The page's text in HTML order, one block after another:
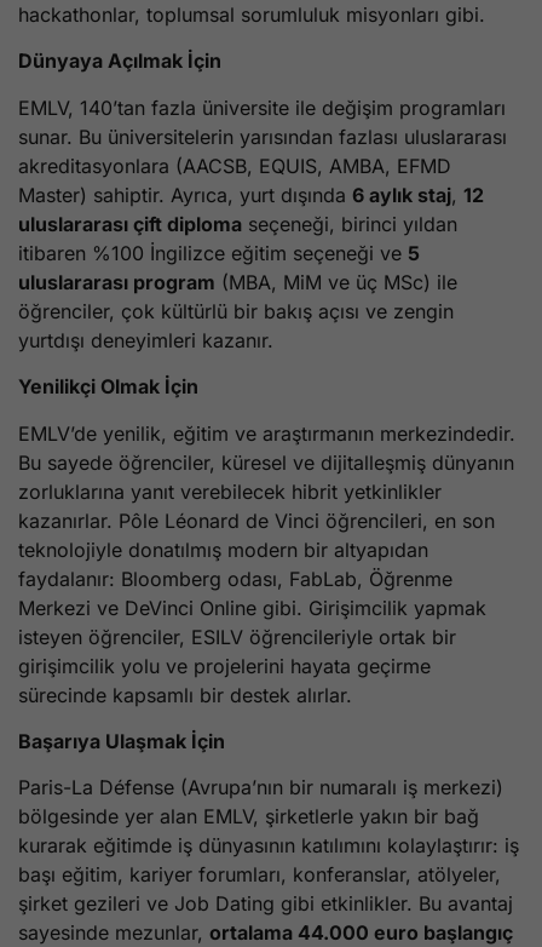
hackathonlar, toplumsal sorumluluk misyonları gibi.
Dünyaya Açılmak İçin
EMLV, 140’tan fazla üniversite ile değişim programları
sunar. Bu üniversitelerin yarısından fazlası uluslararası
akreditasyonlara (AACSB, EQUIS, AMBA, EFMD
Master) sahiptir. Ayrıca, yurt dışında 6 aylık staj, 12
uluslararası çift diploma seçeneği, birinci yıldan
itibaren %100 İngilizce eğitim seçeneği ve 5
uluslararası program (MBA, MiM ve üç MSc) ile
öğrenciler, çok kültürlü bir bakış açısı ve zengin
yurtdışı deneyimleri kazanır.
Yenilikçi Olmak İçin
EMLV’de yenilik, eğitim ve araştırmanın merkezindedir.
Bu sayede öğrenciler, küresel ve dijitalleşmiş dünyanın
zorluklarına yanıt verebilecek hibrit yetkinlikler
kazanırlar. Pôle Léonard de Vinci öğrencileri, en son
teknolojiyle donatılmış modern bir altyapıdan
faydalanır: Bloomberg odası, FabLab, Öğrenme
Merkezi ve DeVinci Online gibi. Girişimcilik yapmak
isteyen öğrenciler, ESILV öğrencileriyle ortak bir
girişimcilik yolu ve projelerini hayata geçirme
sürecinde kapsamlı bir destek alırlar.
Başarıya Ulaşmak İçin
Paris-La Défense (Avrupa’nın bir numaralı iş merkezi)
bölgesinde yer alan EMLV, şirketlerle yakın bir bağ
kurarak eğitimde iş dünyasının katılımını kolaylaştırır: iş
başı eğitim, kariyer forumları, konferanslar, atölyeler,
şirket gezileri ve Job Dating gibi etkinlikler. Bu avantaj
sayesinde mezunlar, ortalama 44.000 euro başlangıç